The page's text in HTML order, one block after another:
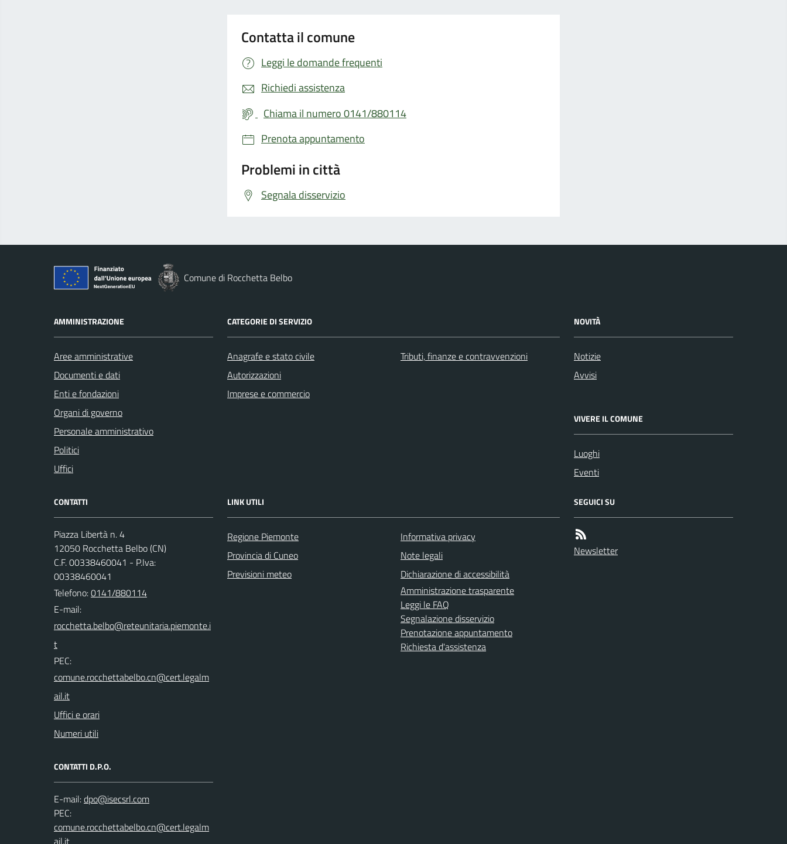
Contatta il comune
Leggi le domande frequenti
Richiedi assistenza
Chiama il numero 0141/880114
Prenota appuntamento
Problemi in città
Segnala disservizio
Comune di Rocchetta Belbo
AMMINISTRAZIONE
Aree amministrative
Documenti e dati
Enti e fondazioni
Organi di governo
Personale amministrativo
Politici
Uffici
CATEGORIE DI SERVIZIO
Anagrafe e stato civile
Autorizzazioni
Imprese e commercio
Tributi, finanze e contravvenzioni
NOVITÀ
Notizie
Avvisi
VIVERE IL COMUNE
Luoghi
Eventi
CONTATTI
Piazza Libertà n. 4
12050 Rocchetta Belbo (CN)
C.F. 00338460041 - P.Iva:
00338460041
Telefono:0141/880114
E-mail:
PEC:
Uffici e orari
Numeri utili
CONTATTI D.P.O.
E-mail:
PEC:
LINK UTILI
Regione Piemonte
Provincia di Cuneo
Previsioni meteo
Informativa privacy
Note legali
Dichiarazione di accessibilità
Amministrazione trasparente
Leggi le FAQ
Segnalazione disservizio
Prenotazione appuntamento
Richiesta d'assistenza
SEGUICI SU
Newsletter